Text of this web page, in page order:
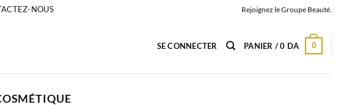
NOUS Rejoignez le Groupe Beauté.
SE CONNECTER PANIER /0 DA 0